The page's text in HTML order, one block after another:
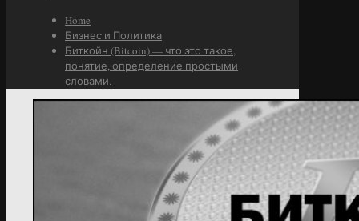
Home
Бизнес и Политика
Биткойн (Bitcoin) — что это такое,
понятие, определение простыми
словами.